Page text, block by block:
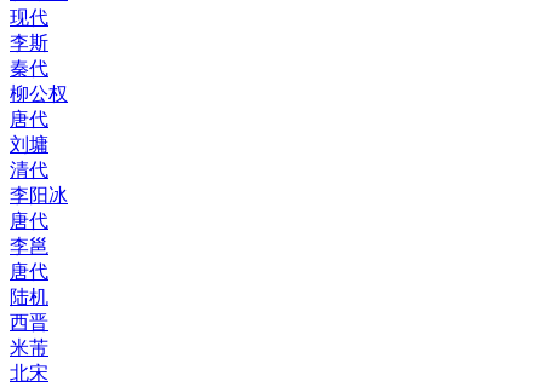
现代
李斯
秦代
柳公权
唐代
刘墉
清代
李阳冰
唐代
李邕
唐代
陆机
西晋
米芾
北宋